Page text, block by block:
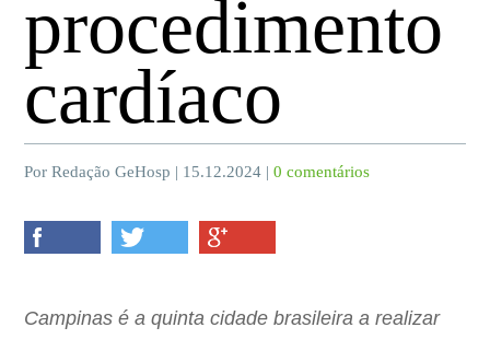
procedimento
cardíaco
Por Redação GeHosp | 15.12.2024 |0 comentários
Campinas é a quinta cidade brasileira a realizar